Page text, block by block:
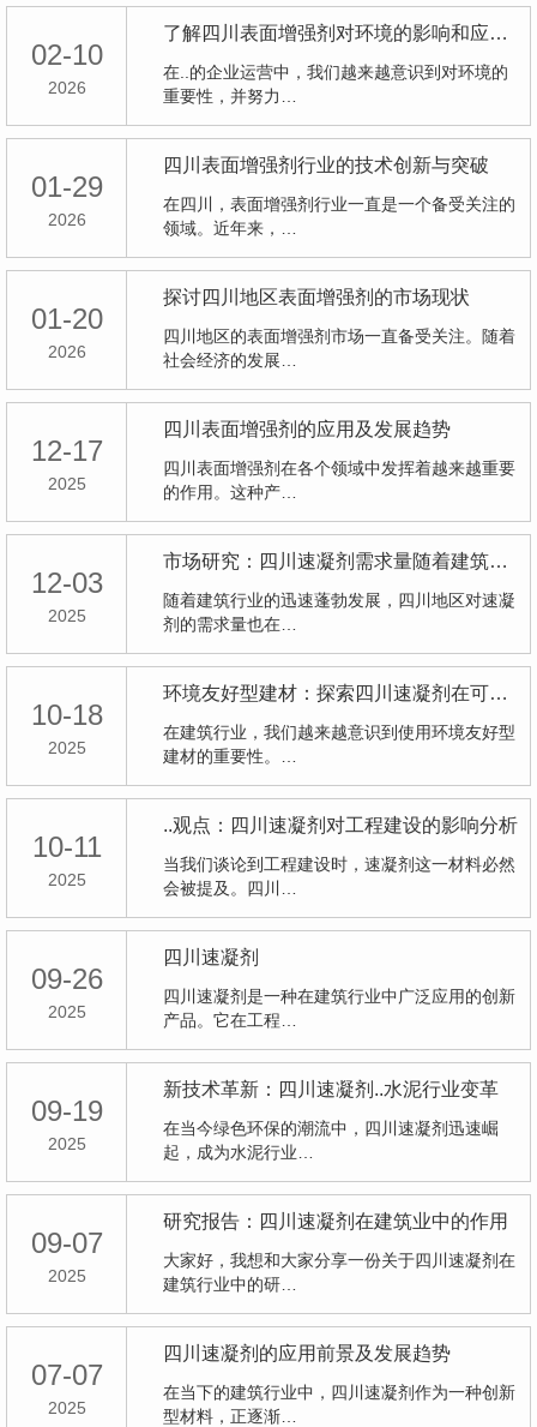
02-10
2026
了解四川表面增强剂对环境的影响和应对措施
在..的企业运营中，我们越来越意识到对环境的
重要性，并努力…
01-29
2026
四川表面增强剂行业的技术创新与突破
在四川，表面增强剂行业一直是一个备受关注的
领域。近年来，…
01-20
2026
探讨四川地区表面增强剂的市场现状
四川地区的表面增强剂市场一直备受关注。随着
社会经济的发展…
12-17
2025
四川表面增强剂的应用及发展趋势
四川表面增强剂在各个领域中发挥着越来越重要
的作用。这种产…
12-03
2025
市场研究：四川速凝剂需求量随着建筑行业的增长而增加
随着建筑行业的迅速蓬勃发展，四川地区对速凝
剂的需求量也在…
10-18
2025
环境友好型建材：探索四川速凝剂在可持续发展中的角色
在建筑行业，我们越来越意识到使用环境友好型
建材的重要性。…
10-11
2025
..观点：四川速凝剂对工程建设的影响分析
当我们谈论到工程建设时，速凝剂这一材料必然
会被提及。四川…
09-26
2025
四川速凝剂
四川速凝剂是一种在建筑行业中广泛应用的创新
产品。它在工程…
09-19
2025
新技术革新：四川速凝剂..水泥行业变革
在当今绿色环保的潮流中，四川速凝剂迅速崛
起，成为水泥行业…
09-07
2025
研究报告：四川速凝剂在建筑业中的作用
大家好，我想和大家分享一份关于四川速凝剂在
建筑行业中的研…
07-07
2025
四川速凝剂的应用前景及发展趋势
在当下的建筑行业中，四川速凝剂作为一种创新
型材料，正逐渐…